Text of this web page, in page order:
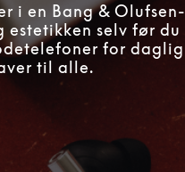
i en Bang & Olufsen-
selv før du
for daglig
til alle.
Tab